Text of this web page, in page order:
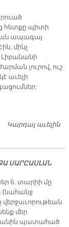
հետքը պիտի
ապագայ
մինչ
Լիբանանի
լուրով, ուշ
աւելի
Կարդալ աւելին
ՍԱՐԸԱՍԼԱՆ
6. տարիի մը
(նահանջ
վերջաւորութեան
մեր
պատահած